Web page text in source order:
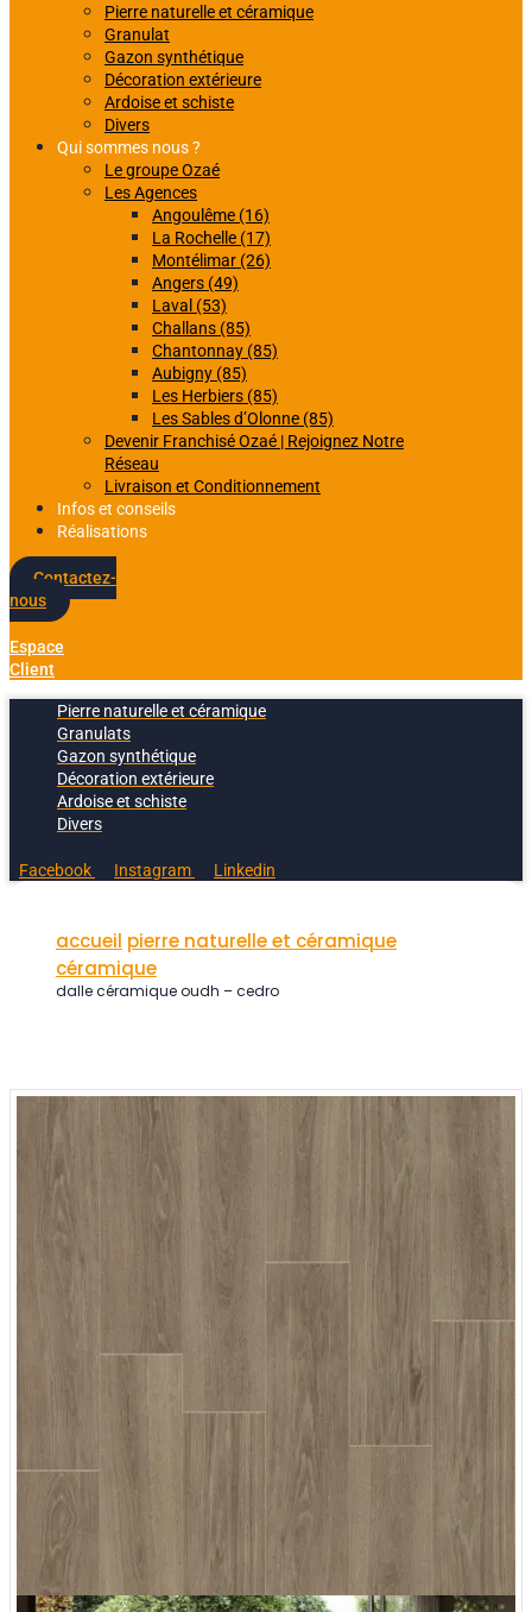
Pierre naturelle et céramique
Granulat
Gazon synthétique
Décoration extérieure
Ardoise et schiste
Divers
Qui sommes nous ?
Le groupe Ozaé
Les Agences
Angoulême (16)
La Rochelle (17)
Montélimar (26)
Angers (49)
Laval (53)
Challans (85)
Chantonnay (85)
Aubigny (85)
Les Herbiers (85)
Les Sables d’Olonne (85)
Devenir Franchisé Ozaé | Rejoignez Notre
Réseau
Livraison et Conditionnement
Infos et conseils
Réalisations
Contactez-
nous
Espace
Client
Pierre naturelle et céramique
Granulats
Gazon synthétique
Décoration extérieure
Ardoise et schiste
Divers
Facebook Instagram Linkedin
accueil pierre naturelle et céramique
céramique
dalle céramique oudh – cedro